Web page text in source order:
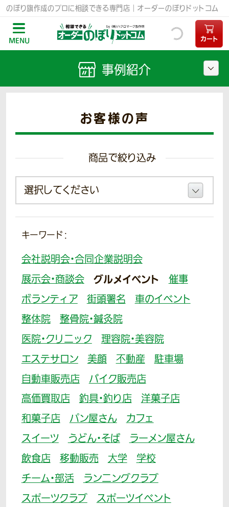
のぼり旗作成のプロに相談できる専門店｜オーダーのぼりドットコム
MENU カート
お客様の声
商品で絞り込み
キーワード：
会社説明会・合同企業説明会
展示会・商談会
グルメイベント
催事
ボランティア
街頭署名
車のイベント
整体院
整骨院・鍼灸院
医院・クリニック
理容院・美容院
エステサロン
美顔 不動産
駐車場
自動車販売店
バイク販売店
高価買取店
釣具・釣り店
洋菓子店
和菓子店
パン屋さん
カフェ
スイーツ
うどん・そば
ラーメン屋さん
飲食店
移動販売 大学
学校
チーム・部活
ランニングクラブ
スポーツクラブ
スポーツイベント
事例紹介